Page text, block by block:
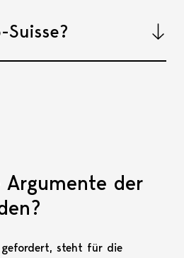
Suisse?
Argumente der
steht für die